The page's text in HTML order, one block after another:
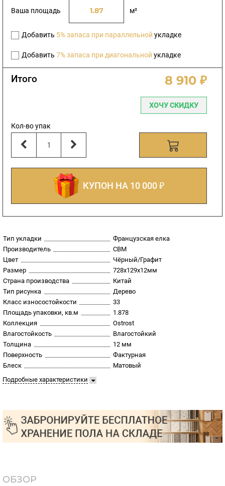
Ваша площадь м²
Добавить 5% запаса при параллельной укладке
Добавить 7% запаса при диагональной укладке
Итого 8 910 ₽
ХОЧУ СКИДКУ
Кол-во упак
КУПОН НА 10 000 ₽
Тип укладки
Французская елка
Производитель
CBM
Цвет
Чёрный/Графит
Размер
728х129х12мм
Страна производства
Китай
Тип рисунка
Дерево
Класс износостойкости
33
Площадь упаковки, кв.м
1.878
Коллекция
Ostrost
Влагостойкость
Влагостойкий
Толщина
12 мм
Поверхность
Фактурная
Блеск
Матовый
Подробные характеристики
ОБЗОР